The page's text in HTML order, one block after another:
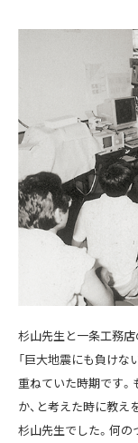
杉山先生と一条工務店
「巨大地震にも負けな
重ねていた時期です
か、と考えた時に教え
杉山先生でした。何の